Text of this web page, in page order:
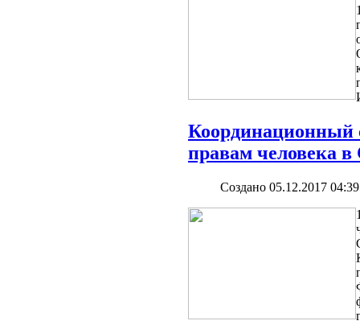
Координационный
правам человека
Создано 05.12.2017 04:39